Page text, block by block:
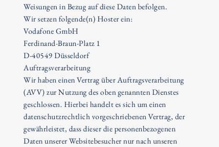
Weisungen in Bezug auf diese Daten befolgen.
Wir setzen folgende(n) Hoster ein:
Vodafone GmbH
Ferdinand-Braun-Platz 1
D-40549 Düsseldorf
Auftragsverarbeitung
Wir haben einen Vertrag über Auftragsverarbeitung
(AVV) zur Nutzung des oben genannten Dienstes
geschlossen. Hierbei handelt es sich um einen
datenschutzrechtlich vorgeschriebenen Vertrag, der
gewährleistet, dass dieser die personenbezogenen
Daten unserer Websitebesucher nur nach unseren